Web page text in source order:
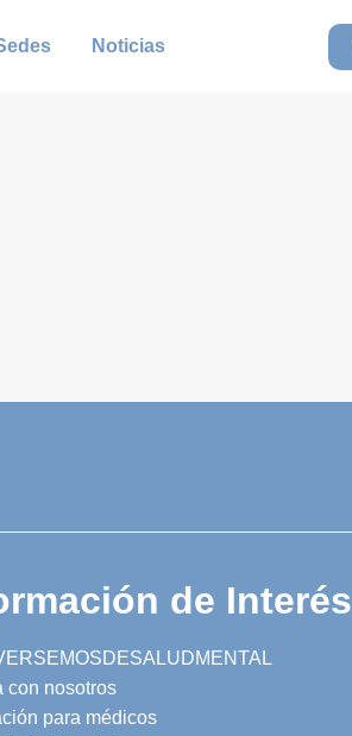
Noticias
de Interés
con nosotros
para médicos